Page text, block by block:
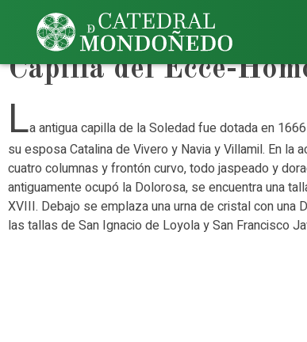
Capillas de la Girola
Capilla del Ecce-
La antigua capilla de la Soledad fue dotada en
su esposa Catalina de Vivero y Navia y Villamil. En la
cuatro columnas y frontón curvo, todo jaspeado y
antiguamente ocupó la Dolorosa, se encuentra una
XVIII. Debajo se emplaza una urna de cristal con
las tallas de San Ignacio de Loyola y San Francisco